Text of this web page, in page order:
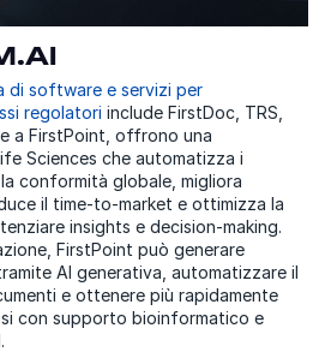
di software e servizi per
regolatori include FirstDoc, TRS,
a FirstPoint, offrono una
Sciences che automatizza i
conformità globale, migliora
il time-to-market e ottimizza la
insights e decision-making.
FirstPoint può generare
AI generativa, automatizzare il
e ottenere più rapidamente
con supporto bioinformatico e